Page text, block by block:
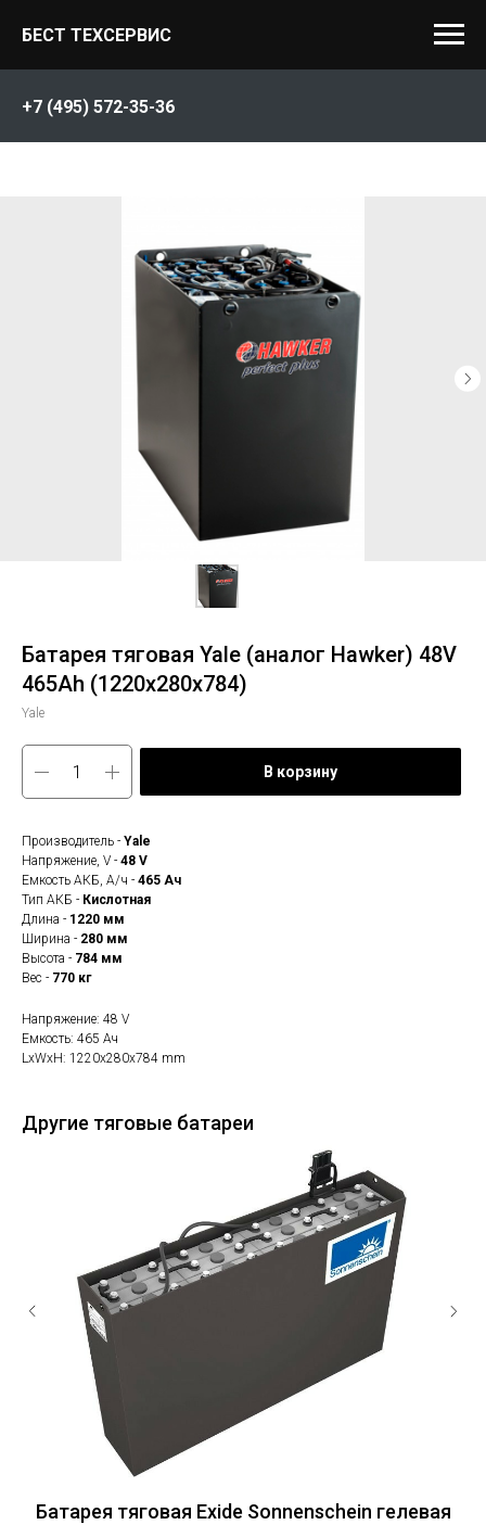
БЕСТ ТЕХСЕРВИС
+7 (495) 572-35-36
Батарея тяговая Yale (аналог Hawker) 48V
465Ah (1220x280x784)
Yale
В корзину
Производитель - Yale
Напряжение, V - 48 V
Емкость АКБ, А/ч - 465 Ач
Тип АКБ - Кислотная
Длина - 1220 мм
Ширина - 280 мм
Высота - 784 мм
Вес - 770 кг
Напряжение: 48 V
Eмкость: 465 Ач
LxWxH: 1220x280x784 mm
Другие тяговые батареи
Батарея тяговая Exide Sonnenschein гелевая